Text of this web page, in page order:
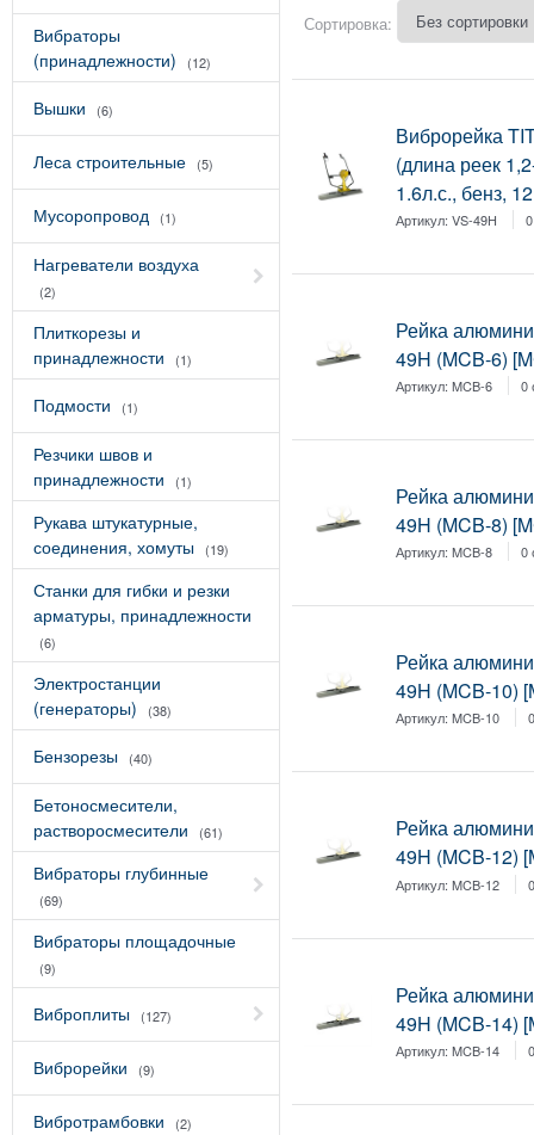
Вибраторы
(принадлежности)
(12)
Вышки (6)
Леса строительные (5)
Мусоропровод (1)
Нагреватели воздуха
(2)
Плиткорезы и
принадлежности
(1)
Подмости (1)
Резчики швов и
принадлежности
(1)
Рукава штукатурные,
соединения, хомуты
(19)
Станки для гибки и резки
арматуры, принадлежности
(6)
Электростанции
(генераторы)
(38)
Бензорезы (40)
Бетоносмесители,
растворосмесители
(61)
Вибраторы глубинные
(69)
Вибраторы площадочные
(9)
Виброплиты (127)
Виброрейки (9)
Вибротрамбовки (2)
Сортировка:
Виброрейка
(длина реек
1.6л.с., бенз,
Артикул:VS-49H
Рейка
49H (MCB-6)
Артикул:MCB-6 0
Рейка
49H (MCB-8)
Артикул:MCB-8 0
Рейка
49H (MCB-10)
Артикул:MCB-10
Рейка
49H (MCB-12)
Артикул:MCB-12
Рейка
49H (MCB-14)
Артикул:MCB-14